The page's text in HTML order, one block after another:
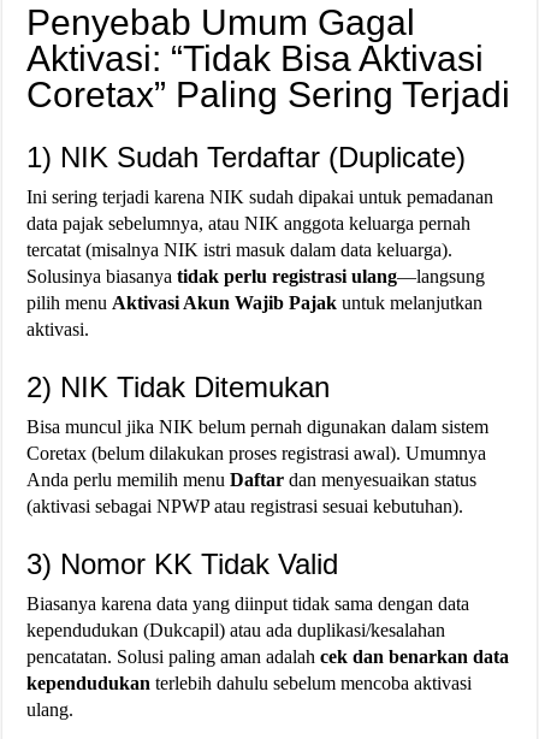
Penyebab Umum Gagal
Aktivasi: “Tidak Bisa Aktivasi
Coretax” Paling Sering Terjadi
1) NIK Sudah Terdaftar (Duplicate)
Ini sering terjadi karena NIK sudah dipakai untuk pemadanan
data pajak sebelumnya, atau NIK anggota keluarga pernah
tercatat (misalnya NIK istri masuk dalam data keluarga).
Solusinya biasanyatidak perlu registrasi ulang—langsung
pilih menu Aktivasi Akun Wajib Pajak untuk melanjutkan
aktivasi.
2) NIK Tidak Ditemukan
Bisa muncul jika NIK belum pernah digunakan dalam sistem
Coretax (belum dilakukan proses registrasi awal). Umumnya
Anda perlu memilih menuDaftar dan menyesuaikan status
(aktivasi sebagai NPWP atau registrasi sesuai kebutuhan).
3) Nomor KK Tidak Valid
Biasanya karena data yang diinput tidak sama dengan data
kependudukan (Dukcapil) atau ada duplikasi/kesalahan
pencatatan. Solusi paling aman adalahcek dan benarkan data
kependudukan terlebih dahulu sebelum mencoba aktivasi
ulang.